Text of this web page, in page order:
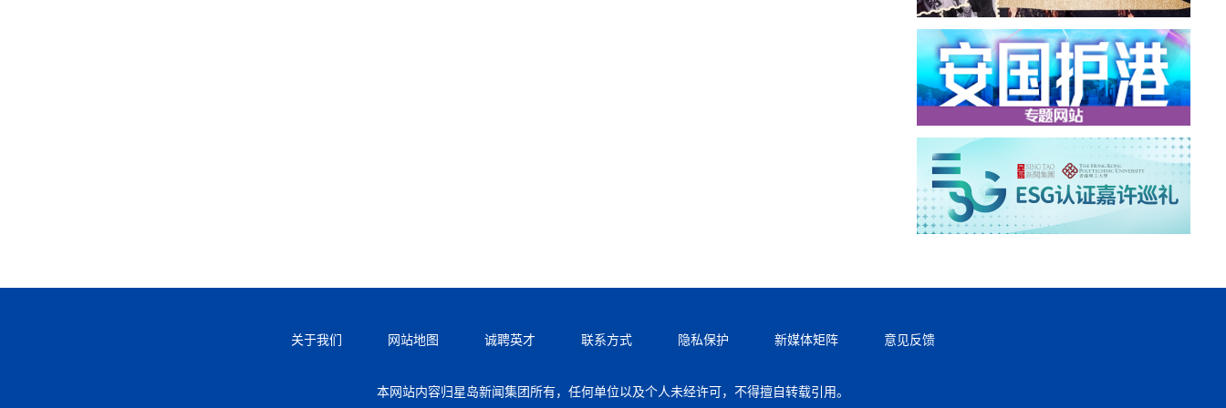
关于我们 网站地图 诚聘英才 联系方式 隐私保护 新媒体矩阵 意见反馈
本网站内容归星岛新闻集团所有，任何单位以及个人未经许可，不得擅自转载引用。